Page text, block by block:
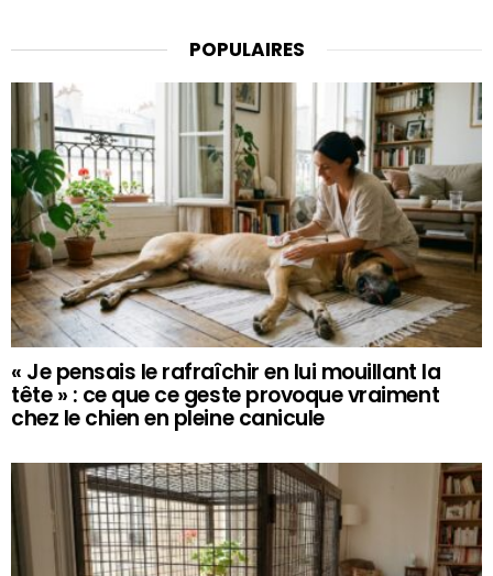
POPULAIRES
« Je pensais le rafraîchir en lui mouillant la
tête » : ce que ce geste provoque vraiment
chez le chien en pleine canicule